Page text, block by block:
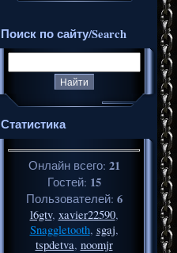
Поиск по сайту/Search
Статистика
Онлайн всего: 21
Гостей: 15
Пользователей: 6
l6gtv, xavier22590,
Snaggletooth, sgaj,
tspdetva, noomjr